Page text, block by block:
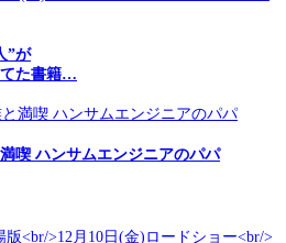
”が
てた書籍…
喫 ハンサムエンジニアのパパ